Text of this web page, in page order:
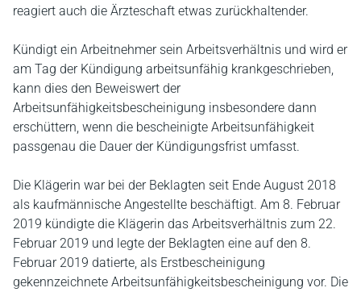
reagiert auch die Ärzteschaft etwas zurückhaltender.
Kündigt ein Arbeitnehmer sein Arbeitsverhältnis und wird er
am Tag der Kündigung arbeitsunfähig krankgeschrieben,
kann dies den Beweiswert der
Arbeitsunfähigkeitsbescheinigung insbesondere dann
erschüttern, wenn die bescheinigte Arbeitsunfähigkeit
passgenau die Dauer der Kündigungsfrist umfasst.
Die Klägerin war bei der Beklagten seit Ende August 2018
als kaufmännische Angestellte beschäftigt. Am 8. Februar
2019 kündigte die Klägerin das Arbeitsverhältnis zum 22.
Februar 2019 und legte der Beklagten eine auf den 8.
Februar 2019 datierte, als Erstbescheinigung
gekennzeichnete Arbeitsunfähigkeitsbescheinigung vor. Die